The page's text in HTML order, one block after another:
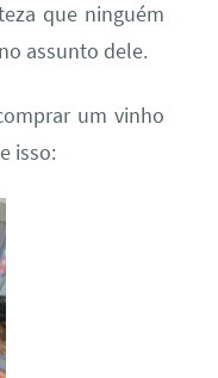
que ninguém
assunto dele.
um vinho
isso: